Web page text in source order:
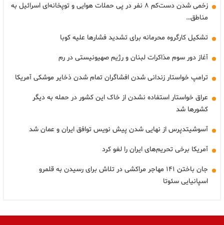
زخمی شدن دست‌کم ۸ نفر در پی حملات هوایی و توپخانه‌ای اسرائیل به
مناطق…
تشکیل کارگروه محرمانه برای تشدید فشارها علیه کوبا
آغاز دور سوم مذاکرات لبنان و رژیم صهیونیستی در رم
ترامپ خواستار زندانی شدن افشاگران تمام شدن ذخایر موشکی آمریکا
عراق خواستار استفاده نشدن از خاک این کشور در حمله به دیگر
کشورها شد
آسوشیتدپرس از نهایی شدن پیش نویس توافق ایران و عمان شد
آمریکا برخی تحریم‌های ایران را لغو کرد
جان باختن ۱۴۱ مهاجر مراکشی در تلاش برای رسیدن به قلمرو
اسپانیایی سئوتا